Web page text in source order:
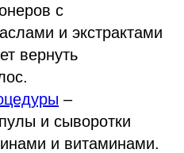
с
и экстрактами
вернуть
–
и сыворотки
и витаминами.